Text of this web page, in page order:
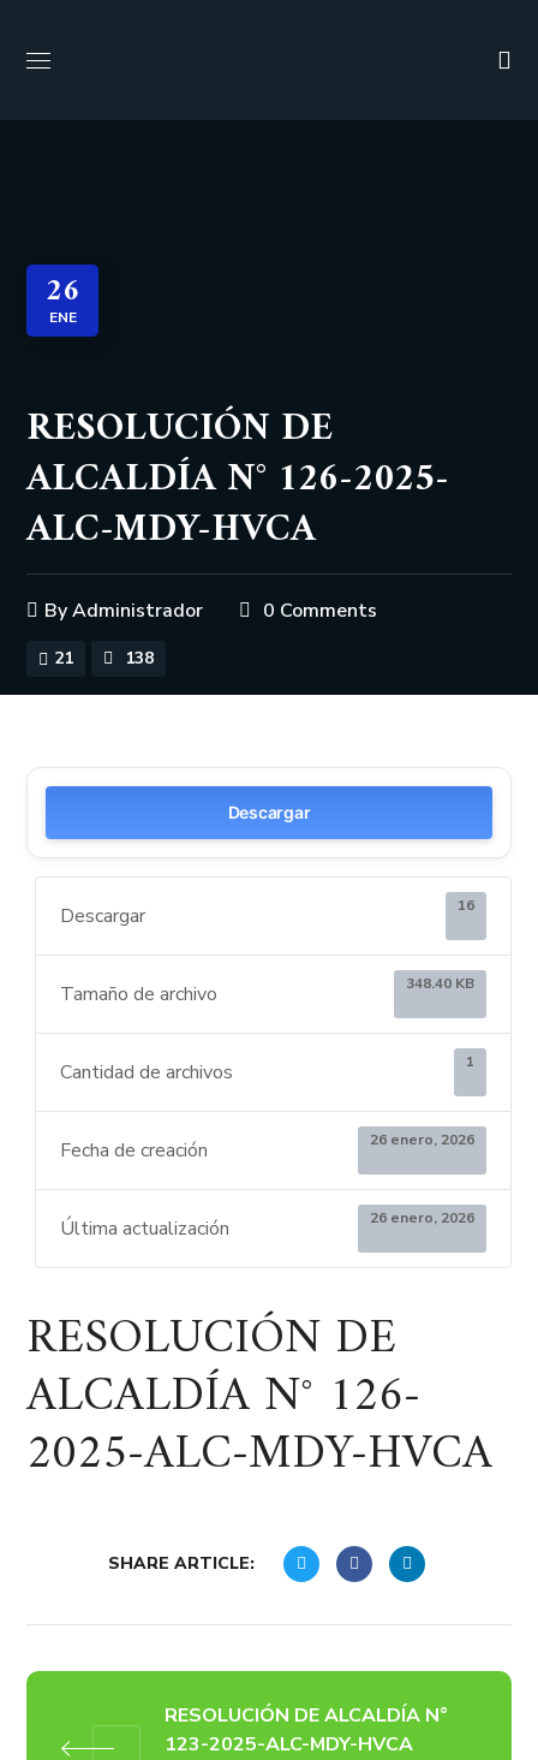
26
ENE
RESOLUCIÓN DE
ALCALDÍA N° 126-2025-
ALC-MDY-HVCA
ByAdministrador 0 Comments
21 138
Descargar
Descargar 16
Tamaño de archivo 348.40 KB
Cantidad de archivos 1
Fecha de creación 26 enero, 2026
Última actualización 26 enero, 2026
RESOLUCIÓN DE
ALCALDÍA N° 126-
2025-ALC-MDY-HVCA
SHARE ARTICLE:
RESOLUCIÓN DE ALCALDÍA N°
123-2025-ALC-MDY-HVCA